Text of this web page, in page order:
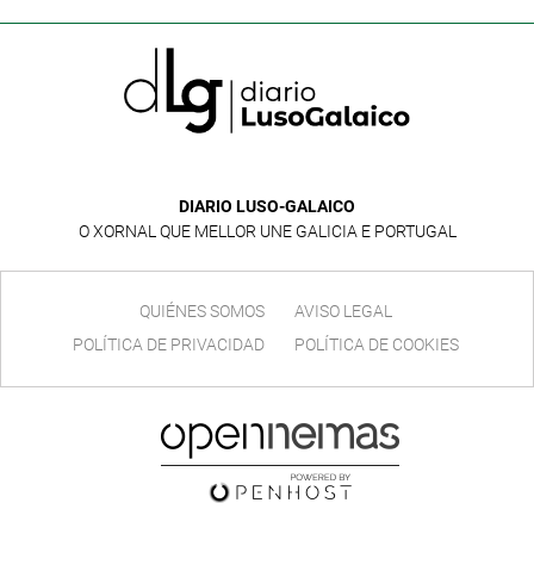
DIARIO LUSO-GALAICO
O XORNAL QUE MELLOR UNE GALICIA E PORTUGAL
QUIÉNES SOMOS
AVISO LEGAL
POLÍTICA DE PRIVACIDAD
POLÍTICA DE COOKIES